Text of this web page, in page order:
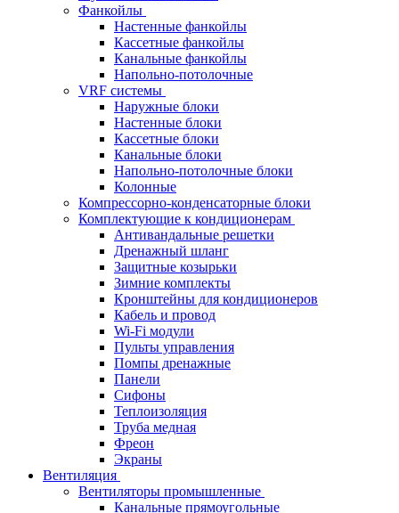
Фанкойлы
Настенные фанкойлы
Кассетные фанкойлы
Канальные фанкойлы
Напольно-потолочные
VRF системы
Наружные блоки
Настенные блоки
Кассетные блоки
Канальные блоки
Напольно-потолочные блоки
Колонные
Компрессорно-конденсаторные блоки
Комплектующие к кондиционерам
Антивандальные решетки
Дренажный шланг
Защитные козырьки
Зимние комплекты
Кронштейны для кондиционеров
Кабель и провод
Wi-Fi модули
Пульты управления
Помпы дренажные
Панели
Сифоны
Теплоизоляция
Труба медная
Фреон
Экраны
Вентиляция
Вентиляторы промышленные
Канальные прямоугольные